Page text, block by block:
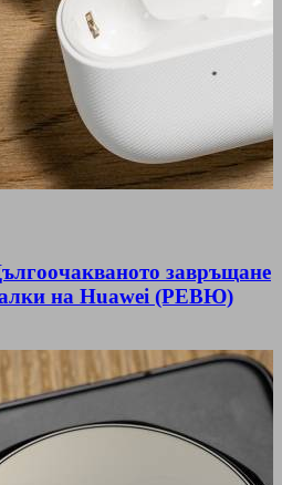
завръщане
на Huawei (РЕВЮ)